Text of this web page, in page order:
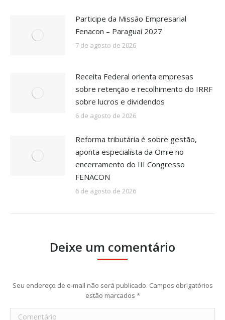
Participe da Missão Empresarial
Fenacon – Paraguai 2027
7 de agosto de 2026
Receita Federal orienta empresas
sobre retenção e recolhimento do IRRF
sobre lucros e dividendos
6 de agosto de 2026
Reforma tributária é sobre gestão,
aponta especialista da Omie no
encerramento do III Congresso
FENACON
6 de agosto de 2026
Deixe um comentário
Seu endereço de e-mail não será publicado. Campos obrigatórios
estão marcados *
Comentário